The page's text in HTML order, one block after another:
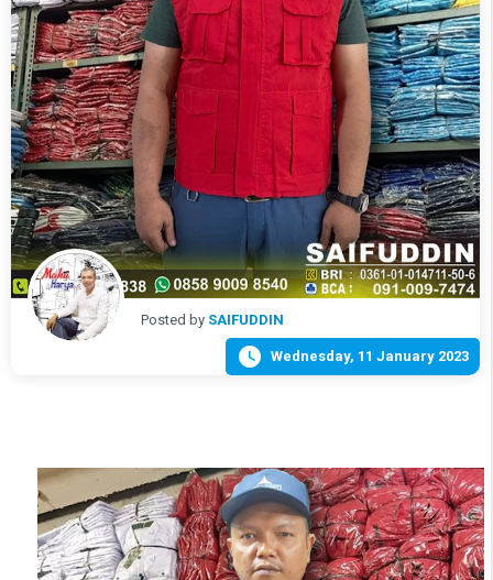
Posted by SAIFUDDIN
 Wednesday, 11 January 2023